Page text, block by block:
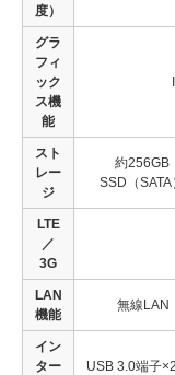
度）
グラ
フィ
ック
ス機
能
スト
レー
ジ
約256GB
SSD（SATA
LTE
／
3G
LAN
機能
無線LAN
イン
ター
USB 3.0端子